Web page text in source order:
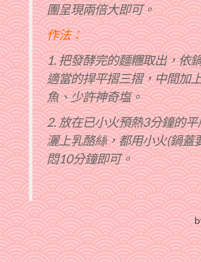
團呈現兩倍大即可。
作法：
1. 把發酵完的麵糰取出，依
適當的捍平摺三摺，中間加
魚、少許神奇塩。
2. 放在已小火預熱3分鐘的
灑上乳酪絲，都用小火(鍋蓋
悶10分鐘即可。